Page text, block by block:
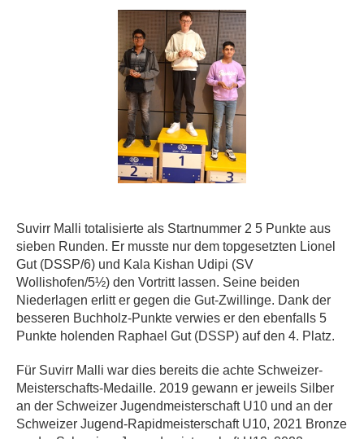
Suvirr Malli totalisierte als Startnummer 2 5 Punkte aus
sieben Runden. Er musste nur dem topgesetzten Lionel
Gut (DSSP/6) und Kala Kishan Udipi (SV
Wollishofen/5½) den Vortritt lassen. Seine beiden
Niederlagen erlitt er gegen die Gut-Zwillinge. Dank der
besseren Buchholz-Punkte verwies er den ebenfalls 5
Punkte holenden Raphael Gut (DSSP) auf den 4. Platz.
Für Suvirr Malli war dies bereits die achte Schweizer-
Meisterschafts-Medaille. 2019 gewann er jeweils Silber
an der Schweizer Jugendmeisterschaft U10 und an der
Schweizer Jugend-Rapidmeisterschaft U10, 2021 Bronze